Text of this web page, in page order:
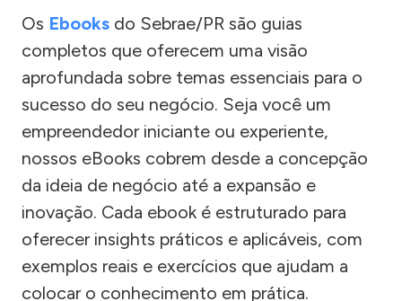
Os Ebooks do Sebrae/PR são guias
completos que oferecem uma visão
aprofundada sobre temas essenciais para o
sucesso do seu negócio. Seja você um
empreendedor iniciante ou experiente,
nossos eBooks cobrem desde a concepção
da ideia de negócio até a expansão e
inovação. Cada ebook é estruturado para
oferecer insights práticos e aplicáveis, com
exemplos reais e exercícios que ajudam a
colocar o conhecimento em prática.